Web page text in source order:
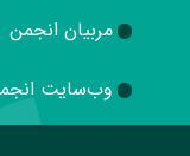
مربیان انجمن
وب‌سایت